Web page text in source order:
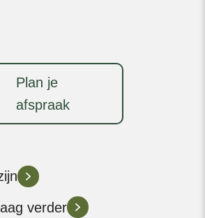
Plan je
afspraak
verder